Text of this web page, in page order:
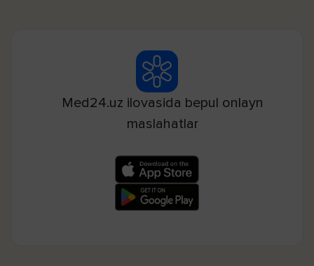
Med24.uz ilovasida bepul onlayn
maslahatlar